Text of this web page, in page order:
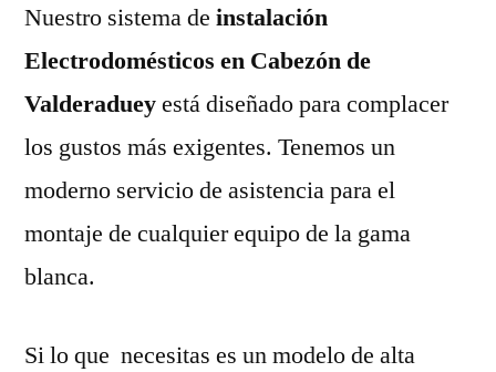
Nuestro sistema de instalación
Electrodomésticos en Cabezón de
Valderadueyestá diseñado para complacer
los gustos más exigentes. Tenemos un
moderno servicio de asistencia para el
montaje de cualquier equipo de la gama
blanca.
Si lo que necesitas es un modelo de alta